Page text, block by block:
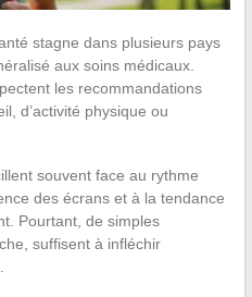
stagne dans plusieurs pays
aux soins médicaux.
les recommandations
d’activité physique ou
souvent face au rythme
des écrans et à la tendance
Pourtant, de simples
suffisent à infléchir